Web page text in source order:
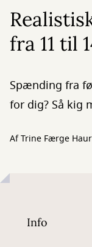
fra 11 til
Spænding fra
for dig? Så kig
AfTrine Færge
Info